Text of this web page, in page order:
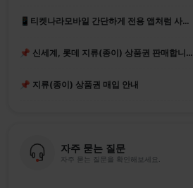
📱티켓나라모바일 간단하게 전용 앱처럼 사용하는 법
📌 신세계, 롯데 지류(종이) 상품권 판매합니다.
📌 지류(종이) 상품권 매입 안내
자주 묻는 질문
자주 묻는 질문을 확인해보세요.